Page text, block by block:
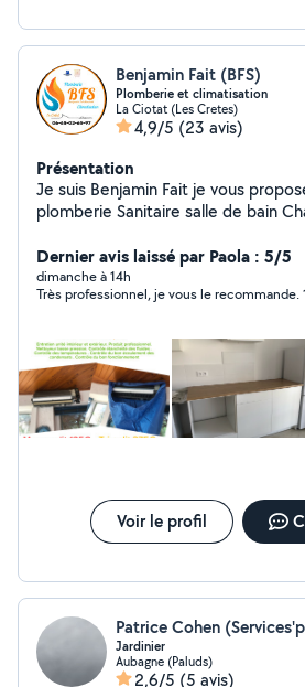
Benjamin Fait (BFS)
Plomberie et climatisation
La Ciotat (Les Cretes)
4,9/5 (23 avis)
Présentation
Je suis Benjamin Fait je vous propose mes services en
plomberie Sanitaire salle de bain Chauffe eau
devis gratuit Intervention dans les bouches du Rhône,
Var et paca Bricolages et autres éventuellement
possibles 06-65-02-65-97 A bientôt
Dernier avis laissé par Paola : 5/5
dimanche à 14h
Très professionnel, je vous le
Voir le profil
Patrice Cohen
Jardinier
Aubagne (Paluds)
2,6/5 (5 avis)